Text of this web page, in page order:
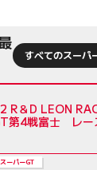
すべてのスーパ
R＆D LEON
第4戦富士 レー
スーパーGT